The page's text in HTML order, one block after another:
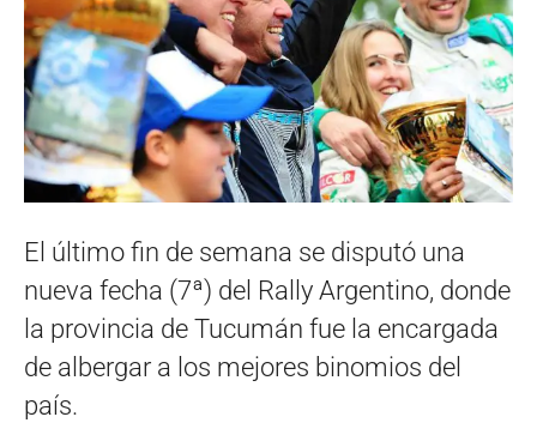
El último fin de semana se disputó una
nueva fecha (7ª) del Rally Argentino, donde
la provincia de Tucumán fue la encargada
de albergar a los mejores binomios del
país.